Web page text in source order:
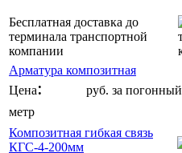
Бесплатная доставка до
терминала транспортной
компании
Арматура композитная
Цена:
руб. за погонный
метр
Композитная гибкая связь
КГС-4-200мм